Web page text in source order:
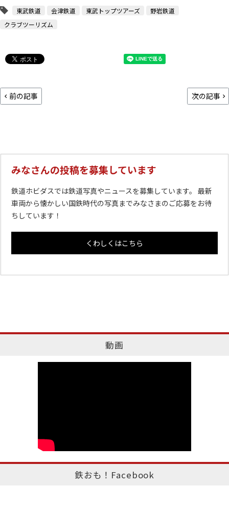
東武鉄道 会津鉄道 東武トップツアーズ
野岩鉄道
クラブツーリズム
前の記事 次の記事
みなさんの投稿を募集しています
鉄道ホビダスでは鉄道写真やニュースを募集しています。 最新
車両から懐かしい国鉄時代の写真までみなさまのご応募をお待
ちしています！
くわしくはこちら
動画
鉄おも！Facebook